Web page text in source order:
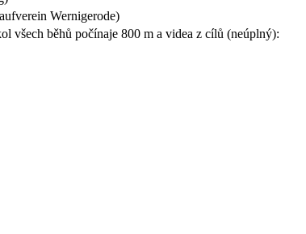
Wernigerode)
všech běhů počínaje 800 m a videa z cílů (neúplný):